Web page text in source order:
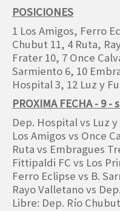
POSICIONES
1 Los Amigos, Ferro
Chubut 11, 4 Ruta,
Frater 10, 7 Once
Sarmiento 6, 10
Hospital 3, 12 Luz y
PROXIMA FECHA - 9
Dep. Hospital vs Luz
Los Amigos vs Once
Ruta vs Embragues
Fittipaldi FC vs Los
Ferro Eclipse vs B.
Rayo Valletano vs
Libre: Dep. Río Chubut